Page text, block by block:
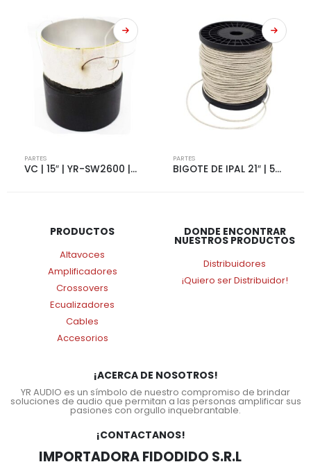
PARTES
VC | 15″ | YR-SW2600 | 2600W | 4+4 OHMS | 4185
PARTES
BIGOTE DE IPAL 21″ | 5287
PRODUCTOS
Altavoces
Amplificadores
Crossovers
Ecualizadores
Cables
Accesorios
DONDE ENCONTRAR
NUESTROS PRODUCTOS
Distribuidores
¡Quiero ser Distribuidor!
¡ACERCA DE NOSOTROS!
YR AUDIO es un símbolo de nuestro compromiso de brindar
soluciones de audio que permitan a las personas amplificar sus
pasiones con orgullo inquebrantable.
¡CONTACTANOS!
IMPORTADORA FIDODIDO S.R.L